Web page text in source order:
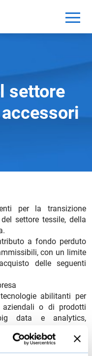
settore
per la transizione
settore tessile, della
a fondo perduto
con un limite
delle seguenti
abilitanti per
o di prodotti
data e analytics,
stampa 3D, Internet of
di manifattura